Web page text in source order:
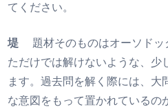
てください。
堤
題材そのものはオーソド
ただけでは解けないような、少
ます。過去問を解く際には、大
な意図をもって置かれているの